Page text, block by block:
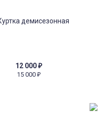
12 000₽
15 000₽